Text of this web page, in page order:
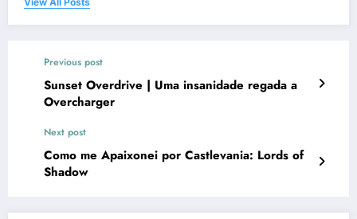
Previous post
Sunset Overdrive | Uma insanidade regada a
Overcharger
Next post
Como me Apaixonei por Castlevania: Lords of
Shadow